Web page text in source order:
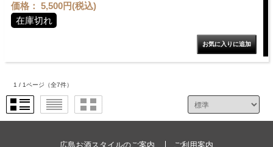
価格： 5,500円(税込)
在庫切れ
1 / 1ページ （全7件）
広島お酒スタイルのご案内 ご利用案内